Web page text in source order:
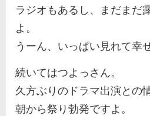
ラジオもあるし、まだまだ
よ。
うーん、いっぱい見れて幸
続いてはつよっさん。
久方ぶりのドラマ出演との
朝から祭り勃発ですよ。